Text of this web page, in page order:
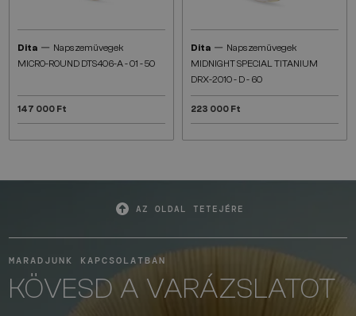
Dita — Napszemüvegek
MICRO-ROUND DTS406-A - 01 - 50
147 000 Ft
Dita — Napszemüvegek
MIDNIGHT SPECIAL TITANIUM
DRX-2010 - D - 60
223 000 Ft
AZ OLDAL TETEJÉRE
MARADJUNK KAPCSOLATBAN
KÖVESD A VARÁZSLATOT